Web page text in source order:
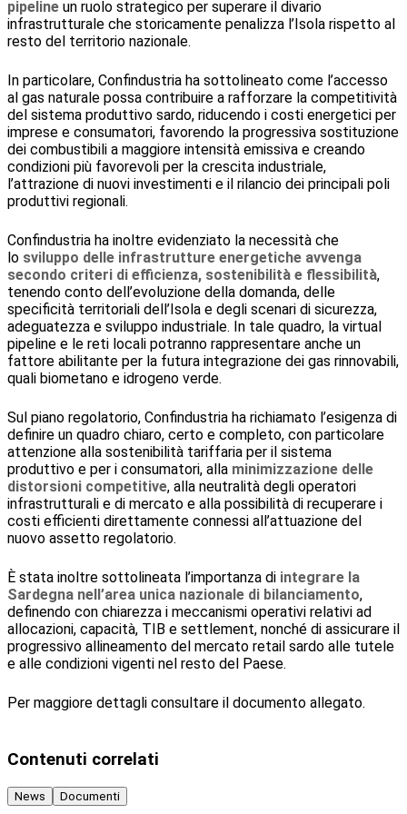
pipeline un ruolo strategico per superare il divario
infrastrutturale che storicamente penalizza l’Isola rispetto al
resto del territorio nazionale.
In particolare, Confindustria ha sottolineato come l’accesso
al gas naturale possa contribuire a rafforzare la competitività
del sistema produttivo sardo, riducendo i costi energetici per
imprese e consumatori, favorendo la progressiva sostituzione
dei combustibili a maggiore intensità emissiva e creando
condizioni più favorevoli per la crescita industriale,
l’attrazione di nuovi investimenti e il rilancio dei principali poli
produttivi regionali.
Confindustria ha inoltre evidenziato la necessità che
lo sviluppo delle infrastrutture energetiche avvenga
secondo criteri di efficienza, sostenibilità e flessibilità,
tenendo conto dell’evoluzione della domanda, delle
specificità territoriali dell’Isola e degli scenari di sicurezza,
adeguatezza e sviluppo industriale. In tale quadro, la virtual
pipeline e le reti locali potranno rappresentare anche un
fattore abilitante per la futura integrazione dei gas rinnovabili,
quali biometano e idrogeno verde.
Sul piano regolatorio, Confindustria ha richiamato l’esigenza di
definire un quadro chiaro, certo e completo, con particolare
attenzione alla sostenibilità tariffaria per il sistema
produttivo e per i consumatori, alla minimizzazione delle
distorsioni competitive, alla neutralità degli operatori
infrastrutturali e di mercato e alla possibilità di recuperare i
costi efficienti direttamente connessi all’attuazione del
nuovo assetto regolatorio.
È stata inoltre sottolineata l’importanza di integrare la
Sardegna nell’area unica nazionale di bilanciamento,
definendo con chiarezza i meccanismi operativi relativi ad
allocazioni, capacità, TIB e settlement, nonché di assicurare il
progressivo allineamento del mercato retail sardo alle tutele
e alle condizioni vigenti nel resto del Paese.
Per maggiore dettagli consultare il documento allegato.
Contenuti correlati
News Documenti